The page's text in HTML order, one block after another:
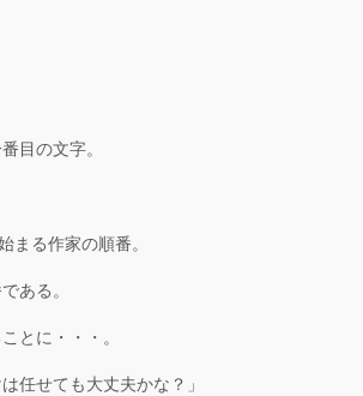
目の文字。
まる作家の順番。
ある。
とに・・・。
任せても大丈夫かな？」